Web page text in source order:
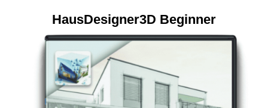
HausDesigner3D Beginner